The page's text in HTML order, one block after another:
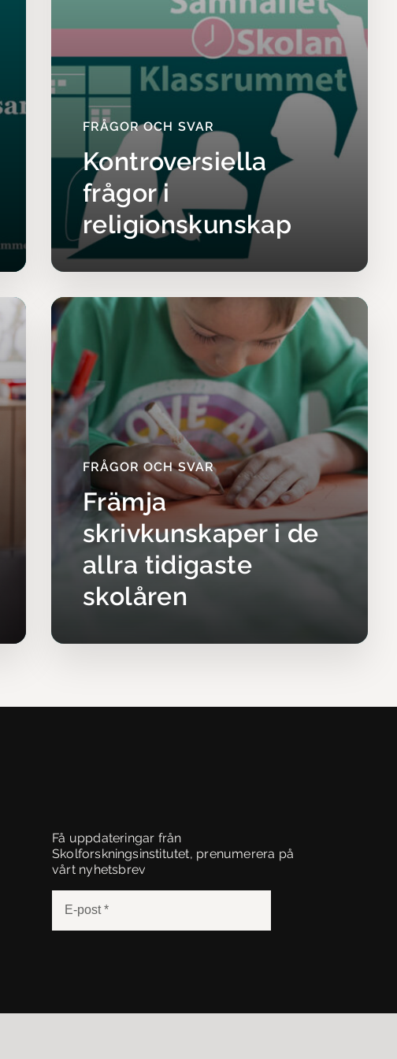
som
bygger på
och upplägg,
undervisningen
Några
olika intressen,
på lika villkor.
FRÅGOR OCH SVAR
Kontroversiella
frågor i
religionskunskap
FRÅGOR OCH SVAR
Främja
skrivkunskaper i de
allra tidigaste
skolåren
Få uppdateringar från
Skolforskningsinstitutet, prenumerera på
vårt nyhetsbrev